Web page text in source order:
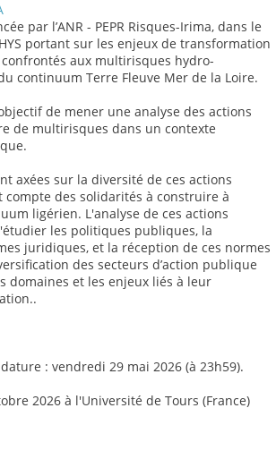
par l’ANR - PEPR Risques-Irima, dans le
portant sur les enjeux de transformation
aux multirisques hydro-
continuum Terre Fleuve Mer de la Loire.
de mener une analyse des actions
de multirisques dans un contexte
axées sur la diversité de ces actions
des solidarités à construire à
ligérien. L'analyse de ces actions
les politiques publiques, la
juridiques, et la réception de ces normes
des secteurs d’action publique
domaines et les enjeux liés à leur
: vendredi 29 mai 2026 (à 23h59).
2026 à l'Université de Tours (France)